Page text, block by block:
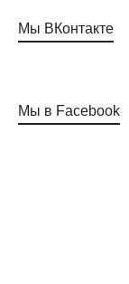
Мы ВКонтакте
Мы в Facebook